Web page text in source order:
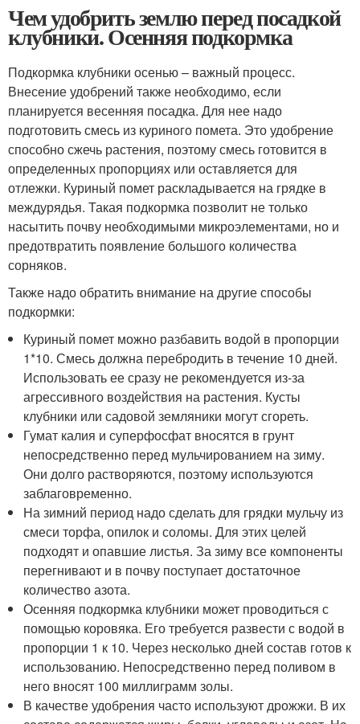
Чем удобрить землю перед посадкой
клубники. Осенняя подкормка
Подкормка клубники осенью – важный процесс.
Внесение удобрений также необходимо, если
планируется весенняя посадка. Для нее надо
подготовить смесь из куриного помета. Это удобрение
способно сжечь растения, поэтому смесь готовится в
определенных пропорциях или оставляется для
отлежки. Куриный помет раскладывается на грядке в
междурядья. Такая подкормка позволит не только
насытить почву необходимыми микроэлементами, но и
предотвратить появление большого количества
сорняков.
Также надо обратить внимание на другие способы
подкормки:
Куриный помет можно разбавить водой в пропорции
1*10. Смесь должна перебродить в течение 10 дней.
Использовать ее сразу не рекомендуется из-за
агрессивного воздействия на растения. Кусты
клубники или садовой земляники могут сгореть.
Гумат калия и суперфосфат вносятся в грунт
непосредственно перед мульчированием на зиму.
Они долго растворяются, поэтому используются
заблаговременно.
На зимний период надо сделать для грядки мульчу из
смеси торфа, опилок и соломы. Для этих целей
подходят и опавшие листья. За зиму все компоненты
перегнивают и в почву поступает достаточное
количество азота.
Осенняя подкормка клубники может проводиться с
помощью коровяка. Его требуется развести с водой в
пропорции 1 к 10. Через несколько дней состав готов к
использованию. Непосредственно перед поливом в
него вносят 100 миллиграмм золы.
В качестве удобрения часто используют дрожжи. В их